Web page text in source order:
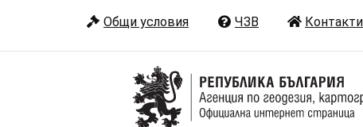
основното
Общи условия ЧЗВ Контакти